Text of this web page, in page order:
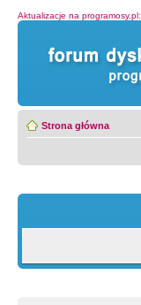
Aktualizacje na programosy.pl:
Strona główna